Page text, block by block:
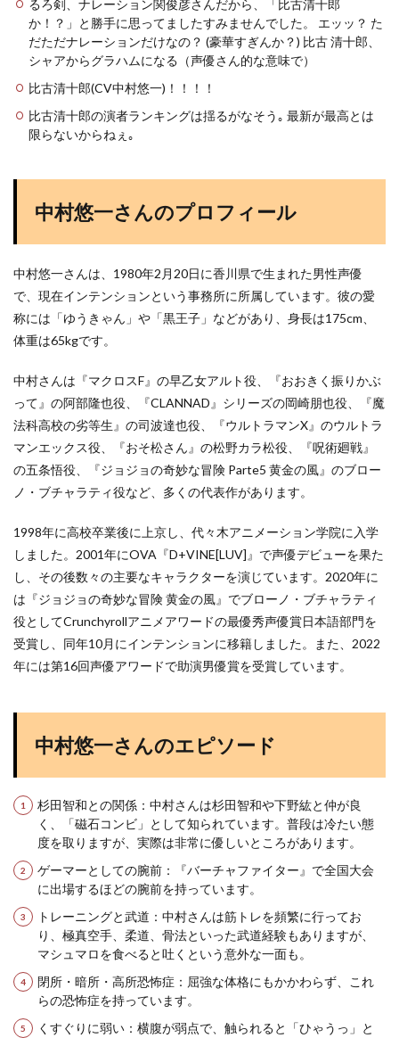
るろ剣、ナレーション関俊彦さんだから、「比古清十郎
か！？」と勝手に思ってましたすみませんでした。 エッッ？ た
だただナレーションだけなの？ (豪華すぎんか？) 比古 清十郎、
シャアからグラハムになる（声優さん的な意味で）
比古清十郎(CV中村悠一)！！！！
比古清十郎の演者ランキングは揺るがなそう｡ 最新が最高とは
限らないからねぇ｡
中村悠一さんのプロフィール
中村悠一さんは、1980年2月20日に香川県で生まれた男性声優
で、現在インテンションという事務所に所属しています。彼の愛
称には「ゆうきゃん」や「黒王子」などがあり、身長は175cm、
体重は65kgです​​。
中村さんは『マクロスF』の早乙女アルト役、『おおきく振りかぶ
って』の阿部隆也役、『CLANNAD』シリーズの岡崎朋也役、『魔
法科高校の劣等生』の司波達也役、『ウルトラマンX』のウルトラ
マンエックス役、『おそ松さん』の松野カラ松役、『呪術廻戦』
の五条悟役、『ジョジョの奇妙な冒険 Parte5 黄金の風』のブロー
ノ・ブチャラティ役など、多くの代表作があります​​。
1998年に高校卒業後に上京し、代々木アニメーション学院に入学
しました。2001年にOVA『D+VINE[LUV]』で声優デビューを果た
し、その後数々の主要なキャラクターを演じています​​。2020年に
は『ジョジョの奇妙な冒険 黄金の風』でブローノ・ブチャラティ
役としてCrunchyrollアニメアワードの最優秀声優賞日本語部門を
受賞し、同年10月にインテンションに移籍しました​​。また、2022
年には第16回声優アワードで助演男優賞を受賞しています​​。
中村悠一さんのエピソード
杉田智和との関係：中村さんは杉田智和や下野紘と仲が良
く、「磁石コンビ」として知られています。普段は冷たい態
度を取りますが、実際は非常に優しいところがあります​​。
ゲーマーとしての腕前：『バーチャファイター』で全国大会
に出場するほどの腕前を持っています​​。
トレーニングと武道：中村さんは筋トレを頻繁に行ってお
り、極真空手、柔道、骨法といった武道経験もありますが、
マシュマロを食べると吐くという意外な一面も​ ​。
閉所・暗所・高所恐怖症：屈強な体格にもかかわらず、これ
らの恐怖症を持っています​​。
くすぐりに弱い：横腹が弱点で、触られると「ひゃうっ」と